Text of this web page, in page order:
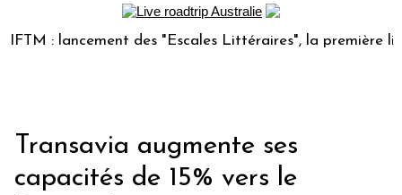
: lancement des "Escales Littéraires", la première
Transavia augmente ses
capacités de 15% vers le